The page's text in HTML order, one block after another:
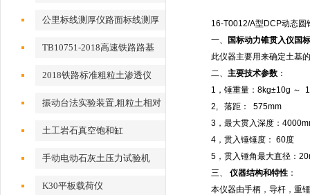
公里标线测厚仪路面标线测厚
TB10751-2018高速铁路路基
工程2018标准粗粒土渗透仪
2018铁路标准粗粒土渗透仪
振动台法实验装置,粗粒土相对
密度试验仪
土工岩石真空饱和缸
手动电动石灰土压力试验机
K30平板载荷仪
16-T0012/A型 DCP动态圆
一、
国标动力锥贯入仪国
此仪器主要用来确定土基
二、 主要技术参数 ：
1 ，锤重量： 8kg±10g ～
2, 落距：
575mm
3 ，最大贯入深度：
4 ，贯入锤锤度： 60度
5 ，贯入锤角最大直径：
三、
仪器结构和特性 ：
本仪器由手柄，导杆，重